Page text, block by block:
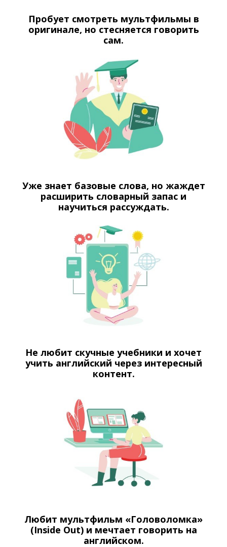
Пробует смотреть мультфильмы в
оригинале, но стесняется говорить
сам.
Уже знает базовые слова, но жаждет
расширить словарный запас и
научиться рассуждать.
Не любит скучные учебники и хочет
учить английский через интересный
контент.
Любит мультфильм «Головоломка»
(Inside Out) и мечтает говорить на
английском.